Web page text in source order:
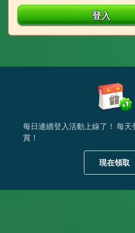
登入
每日連續登入活動上線了！ 每天
賞！
現在領取